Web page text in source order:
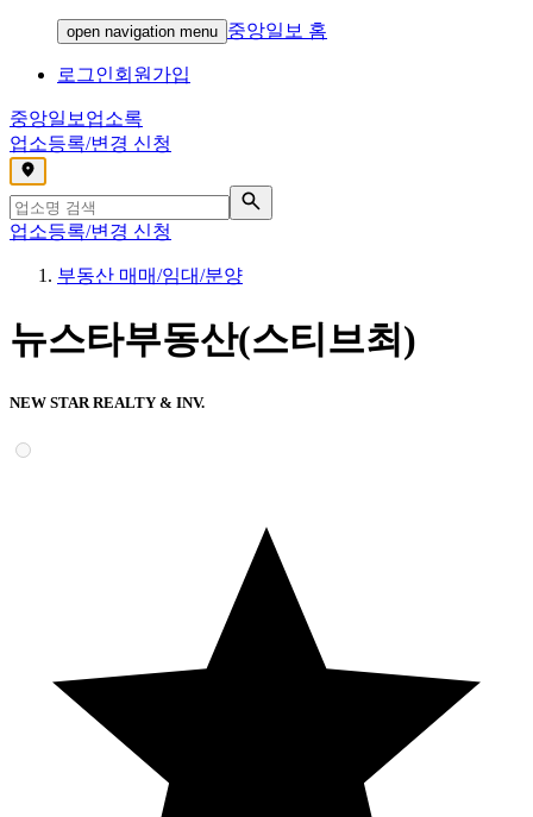
open navigation menu 중앙일보 홈
로그인회원가입
중앙일보 업소록
업소등록/변경 신청
,
업소등록/변경 신청
부동산 매매/임대/분양
뉴스타부동산(스티브최)
NEW STAR REALTY & INV.